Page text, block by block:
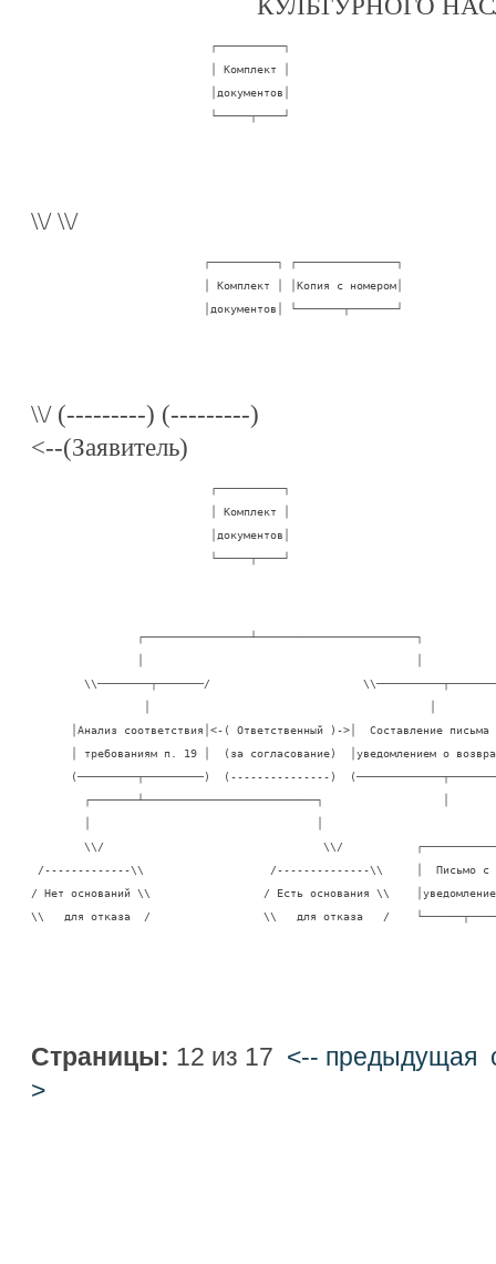
КУЛЬТУРНОГО
                           ┌──────────┐
                           │ Комплект │
                           │документов│
                           └─────┬────┘
\\/ \\/
                          ┌──────────┐ ┌───────────────┐
                          │ Комплект │ │Копия с номером│
                          │документов│ └───────┬───────┘
\\/ (---------) (---------)
<--(Заявитель)
                           ┌──────────┐
                           │ Комплект │
                           │документов│
                           └─────┬────┘
                ┌────────────────┴────────────────────────┐
        \\────────┬───────/                       \\──────────┬───────
│Анализ соответствия│<-( Ответственный )->│  Составление письма
│ требованиям п. 19 │  (за согласование)  │уведомлением о
(─────────┬─────────)  (---------------)
        ┌───────┴──────────────────────────┐                  │
\\/                                 \\/
/-------------\\                   /--------------\\     │  Письмо с
/ Нет оснований \\                 / Есть основания \\
\\   для отказа  /                 \\   для отказа   /
Страницы: 12 из 17 <-- предыдущая
>